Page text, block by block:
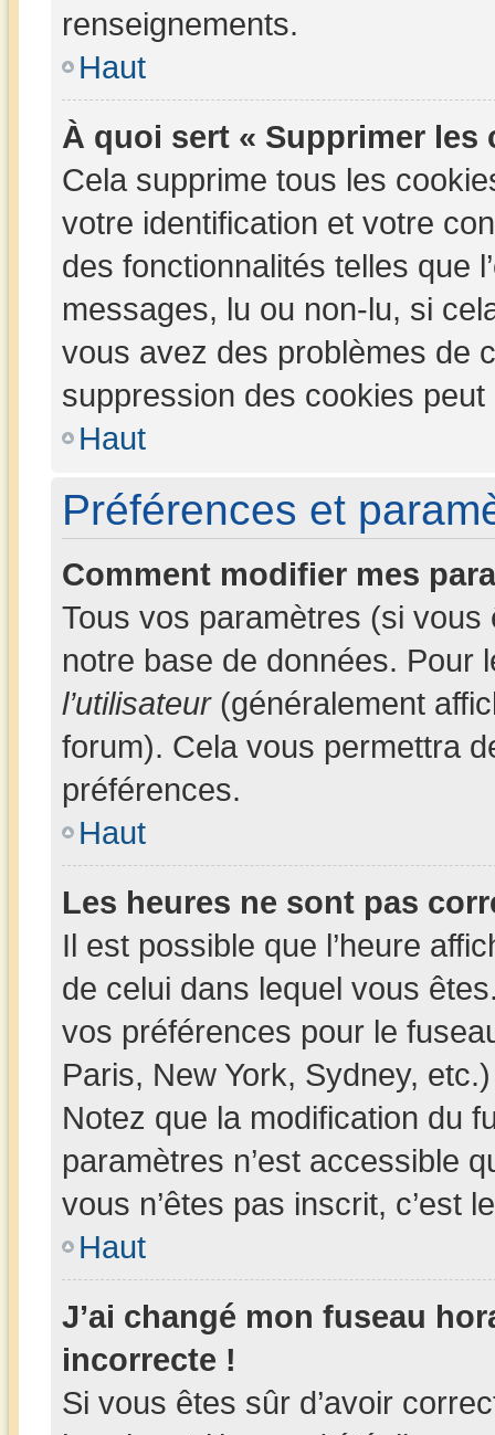
renseignements.
Haut
À quoi sert « Supprimer les
Cela supprime tous les
votre identification et votre
des fonctionnalités telles que
messages, lu ou non-lu, si
vous avez des problèmes de
suppression des cookies peut
Haut
Préférences et
Comment modifier mes
Tous vos paramètres (si
notre base de données. Pour
l’utilisateur(généralement
forum). Cela vous permettra
préférences.
Haut
Les heures ne sont pas
Il est possible que l’heure
de celui dans lequel vous
vos préférences pour le
Paris, New York, Sydney,
Notez que la modification du
paramètres n’est accessible
vous n’êtes pas inscrit, c’est
Haut
J’ai changé mon fuseau
incorrecte !
Si vous êtes sûr d’avoir